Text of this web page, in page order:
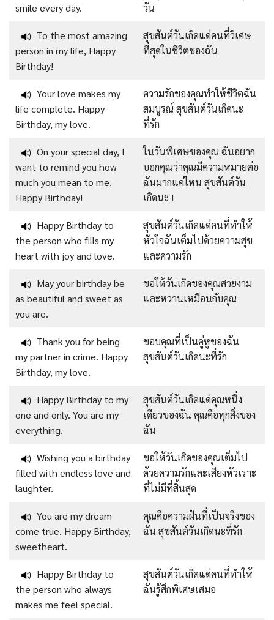
smile every day.
วัน
🔊 To the most amazing
person in my life, Happy
Birthday!
สุขสันต์วันเกิดแด่คนที่วิเศษ
ที่สุดในชีวิตของฉัน
🔊 Your love makes my
life complete. Happy
Birthday, my love.
ความรักของคุณทำให้ชีวิตฉัน
สมบูรณ์ สุขสันต์วันเกิดนะ
ที่รัก
🔊 On your special day, I
want to remind you how
much you mean to me.
Happy Birthday!
ในวันพิเศษของคุณ ฉันอยาก
บอกคุณว่าคุณมีความหมายต่อ
ฉันมากแค่ไหน สุขสันต์วัน
เกิดนะ !
🔊 Happy Birthday to
the person who fills my
heart with joy and love.
สุขสันต์วันเกิดแด่คนที่ทำให้
หัวใจฉันเต็มไปด้วยความสุข
และความรัก
🔊 May your birthday be
as beautiful and sweet as
you are.
ขอให้วันเกิดของคุณสวยงาม
และหวานเหมือนกับคุณ
🔊 Thank you for being
my partner in crime. Happy
Birthday, my love.
ขอบคุณที่เป็นคู่หูของฉัน
สุขสันต์วันเกิดนะที่รัก
🔊 Happy Birthday to my
one and only. You are my
everything.
สุขสันต์วันเกิดแด่คุณหนึ่ง
เดียวของฉัน คุณคือทุกสิ่งของ
ฉัน
🔊 Wishing you a birthday
filled with endless love and
laughter.
ขอให้วันเกิดของคุณเต็มไป
ด้วยความรักและเสียงหัวเราะ
ที่ไม่มีที่สิ้นสุด
🔊 You are my dream
come true. Happy Birthday,
sweetheart.
คุณคือความฝันที่เป็นจริงของ
ฉัน สุขสันต์วันเกิดนะที่รัก
🔊 Happy Birthday to
the person who always
makes me feel special.
สุขสันต์วันเกิดแด่คนที่ทำให้
ฉันรู้สึกพิเศษเสมอ